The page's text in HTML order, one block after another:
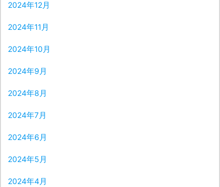
2024年12月
2024年11月
2024年10月
2024年9月
2024年8月
2024年7月
2024年6月
2024年5月
2024年4月